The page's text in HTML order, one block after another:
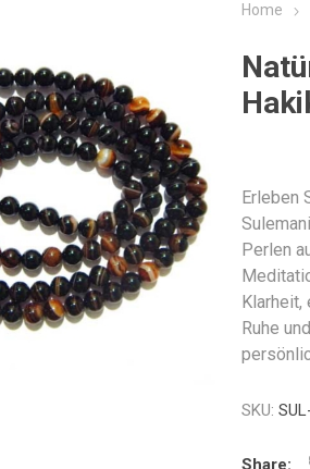
Home
Erleben
Perlen
Klarheit,
Ruhe
SKU:
Share: